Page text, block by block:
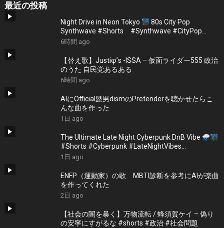
最近の投稿
Night Drive in Neon Tokyo
80s City Pop
Synthwave #Shorts #Synthwave #CityPop
#NightDrive
6時間 ago
【替え歌】Justiφ’s -ISSA – 仮面ライダー555 政治
のうた 自民党あるある
6時間 ago
AIにOfficial髭男dismのPretenderを聴かせたらこ
んな曲を作った
1日 ago
The Ultimate Late Night Cyberpunk DnB Vibe
#Shorts #Cyberpunk #LateNightVibes
#ElectronicMusic
1日 ago
ENFP（運動家）の歌 MBTI診断を参考にAIが楽曲
を作ってくれた
2日 ago
【社会の闇を暴く】万物流転 / 蜂須賀ケイ – 偽り
の安寧にすがるな #shorts #政治 #社会問題